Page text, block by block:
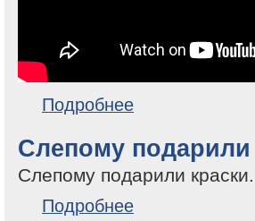
Подробнее
Слепому подарили
Слепому подарили
Подробнее